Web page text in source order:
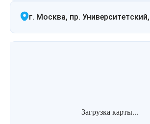
г. Москва, пр.
Загрузка карты...
Лазерная подтяжка кожи живота
Лазерная подтяжка кожи на бедрах и